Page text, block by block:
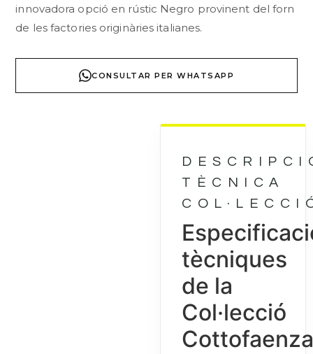
innovadora opció en rústic Negro provinent del forn
de les factories originàries italianes.
CONSULTAR PER WHATSAPP
TÈCNICA
tècniques
de la
Col·lecció